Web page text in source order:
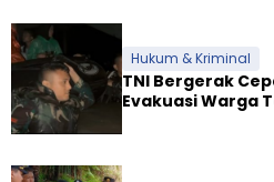
Hukum & Kriminal
TNI Bergerak
Evakuasi Warga